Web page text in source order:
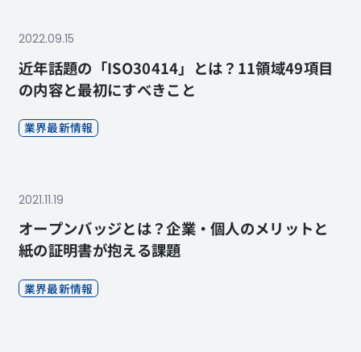
2022.09.15
近年話題の「ISO30414」とは？11領域49項目
の内容と最初にすべきこと
業界最新情報
2021.11.19
オープンバッジとは？企業・個人のメリットと
紙の証明書が抱える課題
業界最新情報